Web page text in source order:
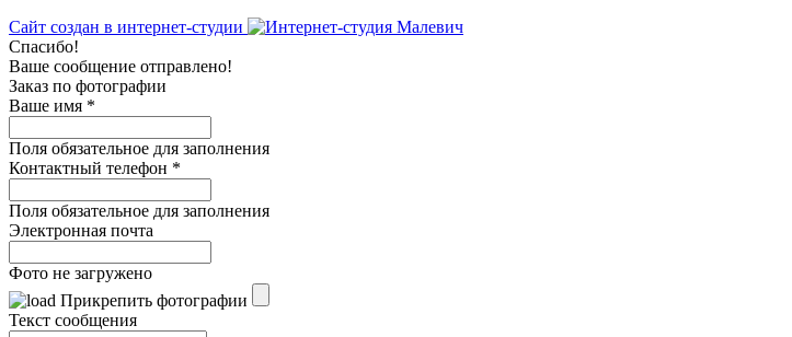
Сайт создан в интернет-студии
Спасибо!
Ваше сообщение отправлено!
Заказ по фотографии
Ваше имя *
Поля обязательное для заполнения
Контактный телефон *
Поля обязательное для заполнения
Электронная почта
Фото не загружено
Прикрепить фотографии
Текст сообщения